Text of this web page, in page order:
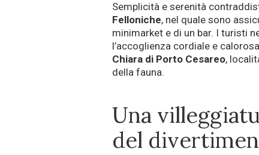
Semplicità e serenità
Felloniche, nel quale sono
minimarket e di un bar. I turisti
l’accoglienza cordiale e
Chiara di Porto Cesareo,
della fauna.
Una
del